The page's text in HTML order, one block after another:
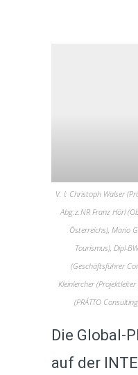
V. l: Christoph Walser
Abg.z.NR Franz Hörl
Österreichs), Mario
Tourismus), Dipl-
(Geschäftsführer
Kleinlercher
(PRÁTTO
Die Global-
auf der